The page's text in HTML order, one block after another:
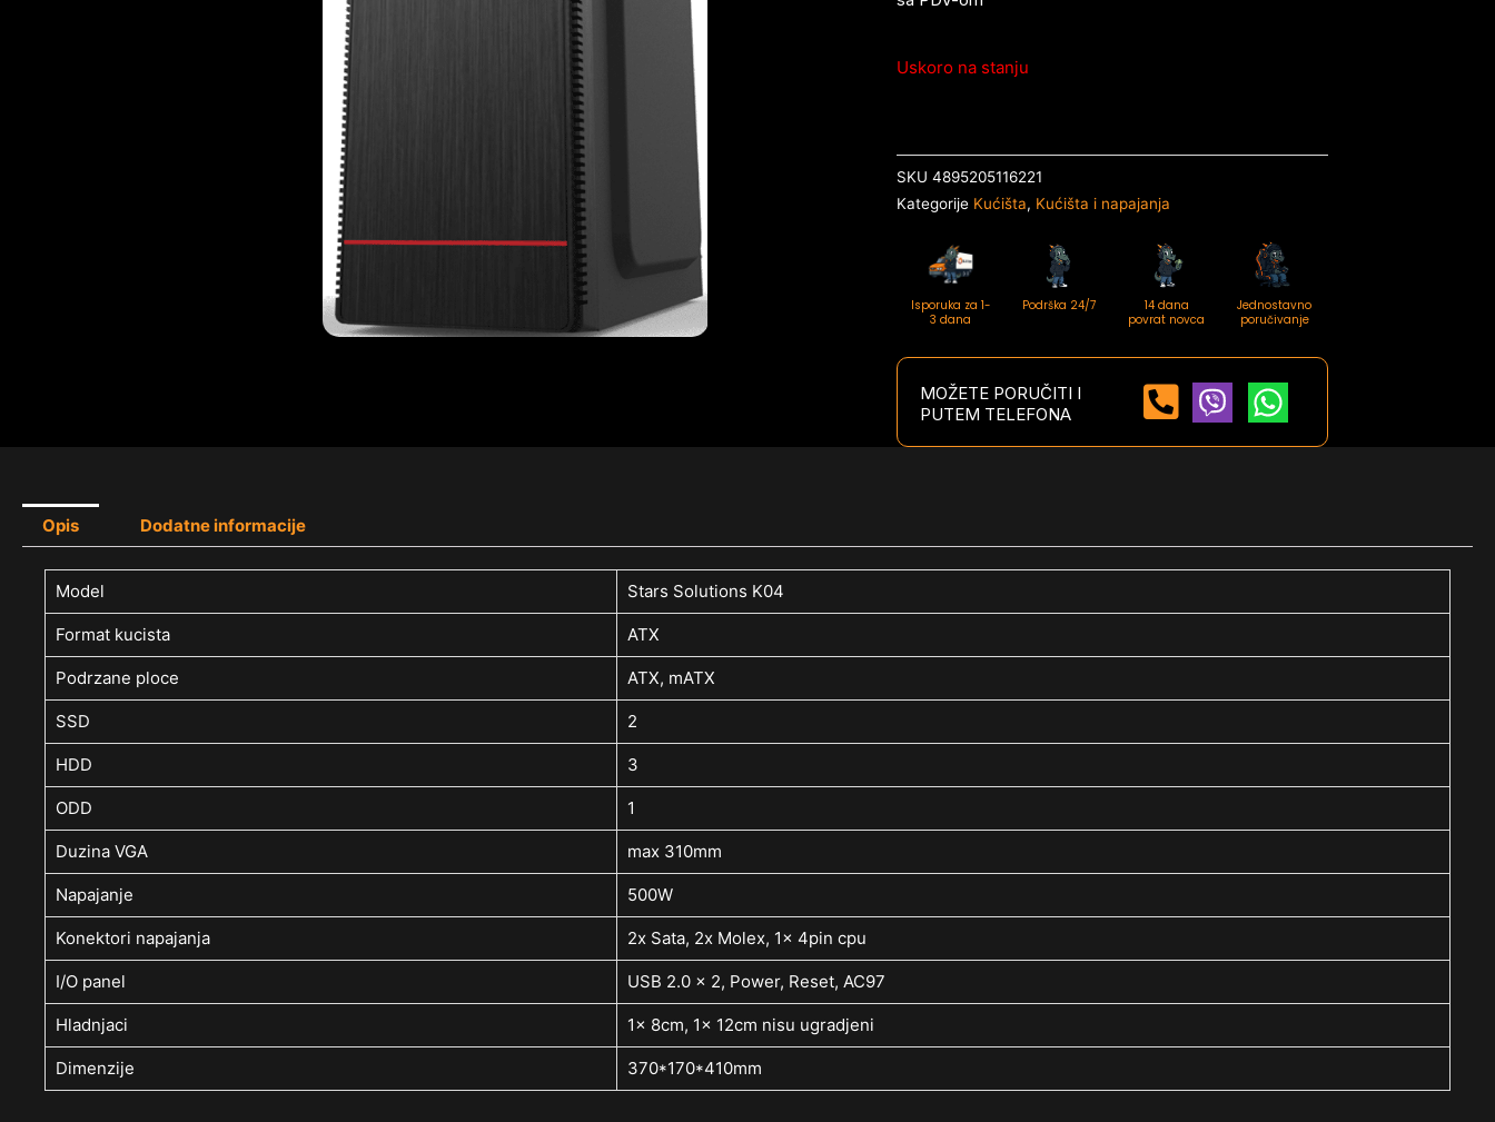
Uskoro na stanju
SKU4895205116221
Kategorije Kućišta, Kućišta i napajanja
Isporuka za 1-
3 dana
Podrška 24/7
14 dana
povrat novca
Jednostavno
poručivanje
MOŽETE PORUČITI I
PUTEM TELEFONA
Opis Dodatne informacije
Model Stars Solutions K04
Format kucista ATX
Podrzane ploce ATX, mATX
SSD 2
HDD 3
ODD 1
Duzina VGA max 310mm
Napajanje 500W
Konektori napajanja 2x Sata, 2x Molex, 1x 4pin cpu
I/O panel USB 2.0 x 2, Power, Reset, AC97
Hladnjaci 1x 8cm, 1x 12cm nisu ugradjeni
Dimenzije 370*170*410mm